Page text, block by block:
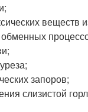
веществ
запоров;
слизистой